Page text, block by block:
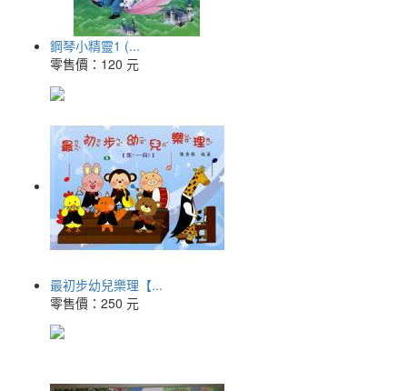
鋼琴小精靈1 (...
零售價： 120 元
最初步幼兒樂理【...
零售價： 250 元